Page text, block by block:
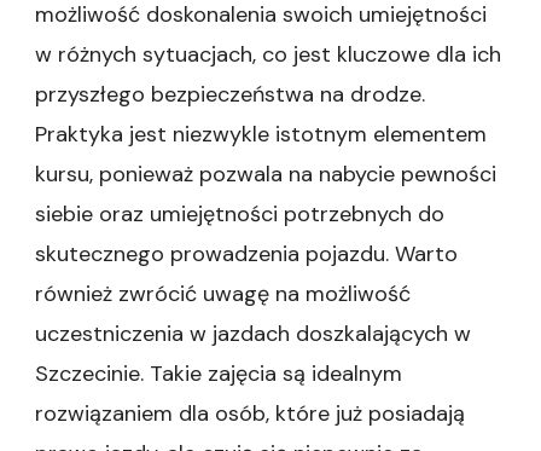
możliwość doskonalenia swoich umiejętności
w różnych sytuacjach, co jest kluczowe dla ich
przyszłego bezpieczeństwa na drodze.
Praktyka jest niezwykle istotnym elementem
kursu, ponieważ pozwala na nabycie pewności
siebie oraz umiejętności potrzebnych do
skutecznego prowadzenia pojazdu. Warto
również zwrócić uwagę na możliwość
uczestniczenia w jazdach doszkalających w
Szczecinie. Takie zajęcia są idealnym
rozwiązaniem dla osób, które już posiadają